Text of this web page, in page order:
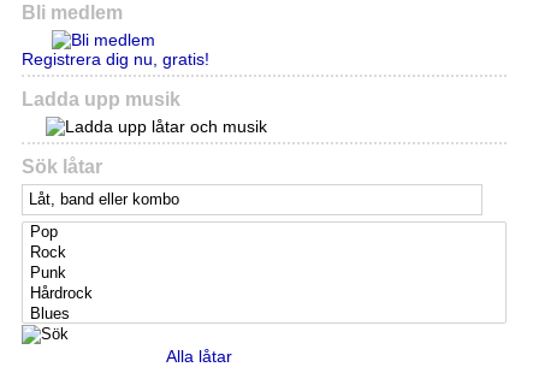
Bli medlem
Registrera dig nu, gratis!
Ladda upp musik
Sök låtar
Alla låtar